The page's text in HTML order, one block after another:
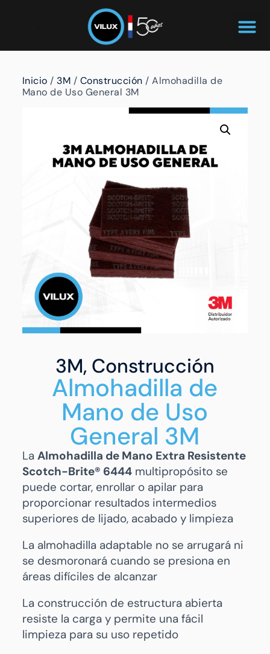
Inicio / 3M / Construcción / Almohadilla de
Mano de Uso General 3M
3M, Construcción
Almohadilla de
Mano de Uso
General 3M
La Almohadilla de Mano Extra Resistente
Scotch-Brite® 6444multipropósito se
puede cortar, enrollar o apilar para
proporcionar resultados intermedios
superiores de lijado, acabado y limpieza
La almohadilla adaptable no se arrugará ni
se desmoronará cuando se presiona en
áreas difíciles de alcanzar
La construcción de estructura abierta
resiste la carga y permite una fácil
limpieza para su uso repetido